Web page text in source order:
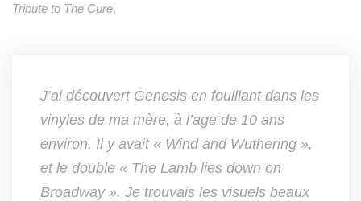
Tribute to The Cure.
J’ai découvert Genesis en fouillant dans les
vinyles de ma mère, à l’age de 10 ans
environ. Il y avait « Wind and Wuthering »,
et le double « The Lamb lies down on
Broadway ». Je trouvais les visuels beaux